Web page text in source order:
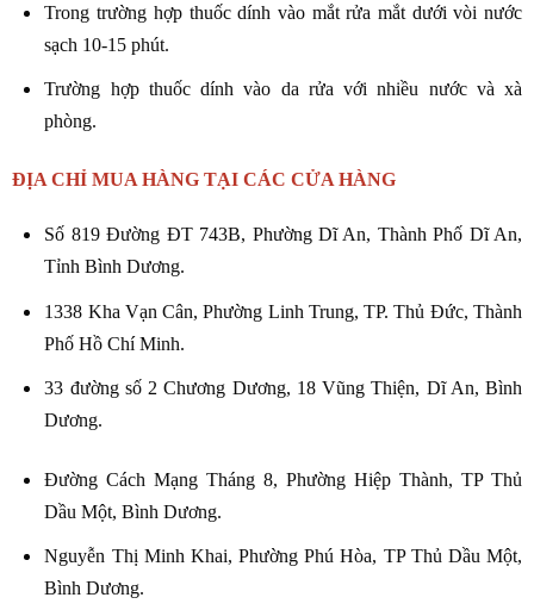
Trong trường hợp thuốc dính vào mắt rửa mắt dưới vòi nước
sạch 10-15 phút.
Trường hợp thuốc dính vào da rửa với nhiều nước và xà
phòng.
ĐỊA CHỈ MUA HÀNG TẠI CÁC CỬA HÀNG
Số 819 Đường ĐT 743B, Phường Dĩ An, Thành Phố Dĩ An,
Tỉnh Bình Dương.
1338 Kha Vạn Cân, Phường Linh Trung, TP. Thủ Đức, Thành
Phố Hồ Chí Minh.
33 đường số 2 Chương Dương, 18 Vũng Thiện, Dĩ An, Bình
Dương.
Đường Cách Mạng Tháng 8, Phường Hiệp Thành, TP Thủ
Dầu Một, Bình Dương.
Nguyễn Thị Minh Khai, Phường Phú Hòa, TP Thủ Dầu Một,
Bình Dương.